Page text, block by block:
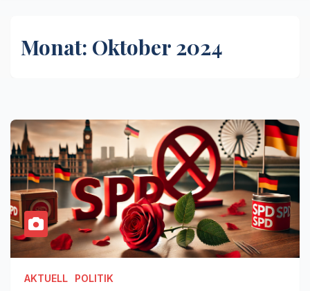
Monat: Oktober 2024
AKTUELL POLITIK